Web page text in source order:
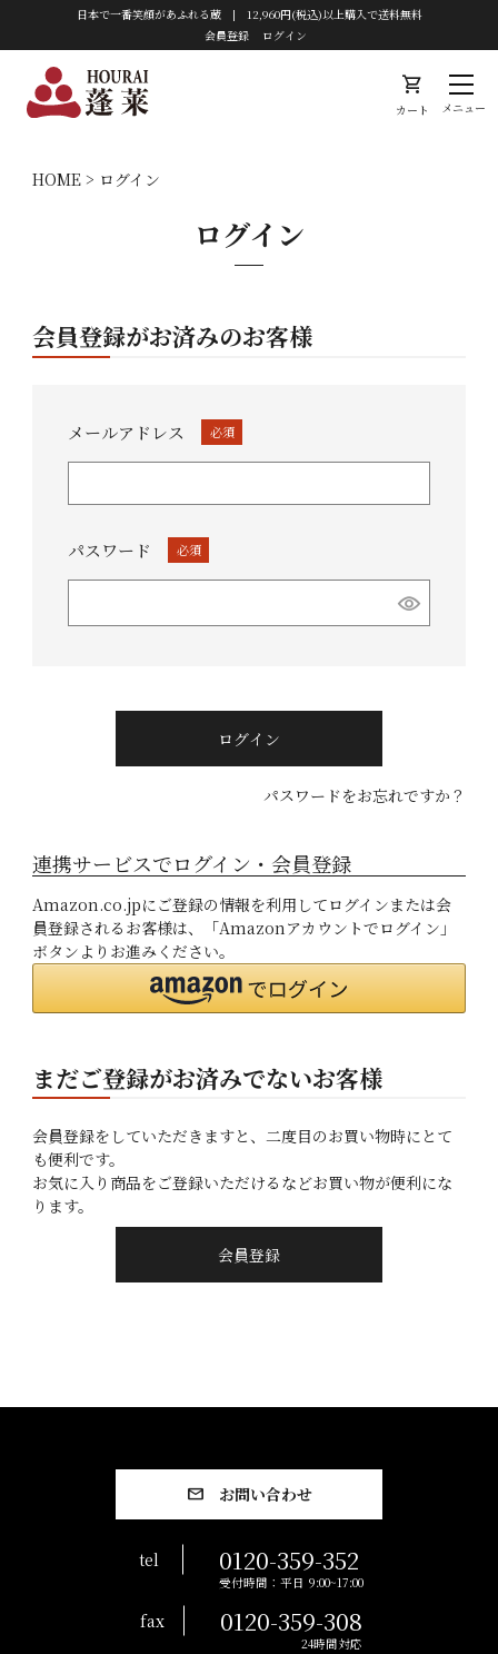
日本で一番笑顔があふれる蔵 | 12,960円(税込)以上購入で送料無料
会員登録
ログイン
shopping_cart
カート メニュー
HOME ログイン
ログイン
会員登録がお済みのお客様
メールアドレス
(必
パスワード
(必
ログイン
パスワードをお忘れですか？
連携サービスでログイン・会員登録
Amazon.co.jpにご登録の情報を利用してログインまたは会
員登録されるお客様は、「Amazonアカウントでログイン」
ボタンよりお進みください。
まだご登録がお済みでないお客様
会員登録をしていただきますと、二度目のお買い物時にとて
も便利です。
お気に入り商品をご登録いただけるなどお買い物が便利にな
ります。
会員登録
お問い合わせ
tel 0120-359-352
受付時間：平日 9:00~17:00
fax 0120-359-308
24時間対応